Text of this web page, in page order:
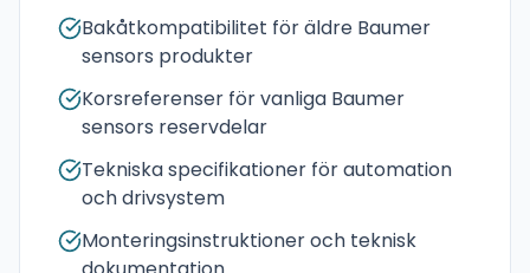
Bakåtkompatibilitet för äldre Baumer
sensors produkter
Korsreferenser för vanliga Baumer
sensors reservdelar
Tekniska specifikationer för automation
och drivsystem
Monteringsinstruktioner och teknisk